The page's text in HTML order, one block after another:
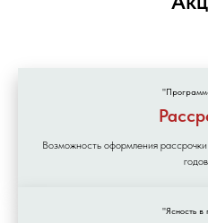
Возможность оформления
"Ясность в